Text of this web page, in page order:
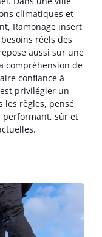
climatiques et
Ramonage insert
réels des
aussi sur une
compréhension de
confiance à
privilégier un
les règles, pensé
sûr et